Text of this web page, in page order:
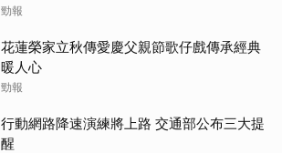
勁報
花蓮榮家立秋傳愛慶父親節歌仔戲傳承經典
暖人心
勁報
行動網路降速演練將上路 交通部公布三大提
醒